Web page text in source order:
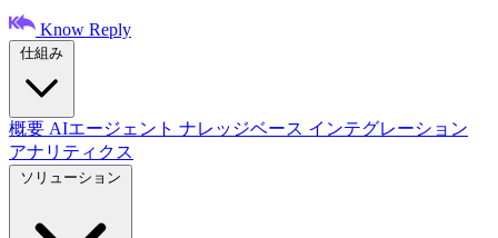
Know Reply
概要 AIエージェント ナレッジベース インテグレーション
アナリティクス